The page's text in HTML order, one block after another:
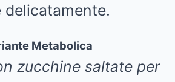
delicatamente.
Metabolica
zucchine saltate per